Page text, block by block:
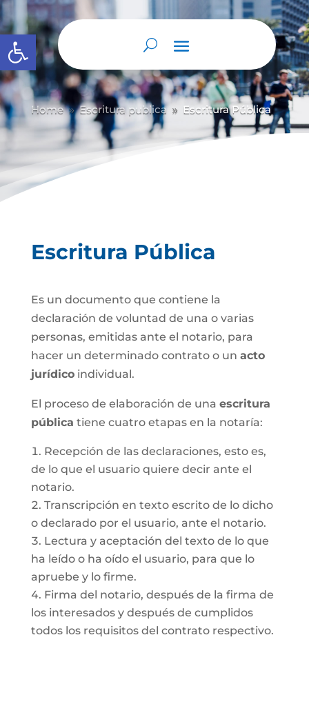
Abrir barra de herramientas
Home 9 Escritura publica 9 Escritura Pública
Escritura Pública
Es un documento que contiene la
declaración de voluntad de una o varias
personas, emitidas ante el notario, para
hacer un determinado contrato o un acto
jurídicoindividual.
El proceso de elaboración de una escritura
pública tiene cuatro etapas en la notaría:
Recepción de las declaraciones, esto es,
de lo que el usuario quiere decir ante el
notario.
Transcripción en texto escrito de lo dicho
o declarado por el usuario, ante el notario.
Lectura y aceptación del texto de lo que
ha leído o ha oído el usuario, para que lo
apruebe y lo firme.
Firma del notario, después de la firma de
los interesados y después de cumplidos
todos los requisitos del contrato respectivo.